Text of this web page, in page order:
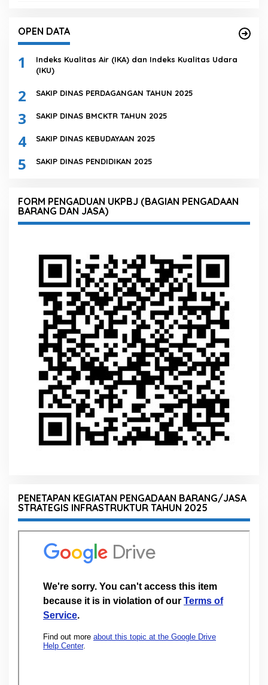
OPEN DATA
1
Indeks Kualitas Air (IKA) dan Indeks Kualitas Udara
(IKU)
2 SAKIP DINAS PERDAGANGAN TAHUN 2025
3 SAKIP DINAS BMCKTR TAHUN 2025
4 SAKIP DINAS KEBUDAYAAN 2025
5 SAKIP DINAS PENDIDIKAN 2025
FORM PENGADUAN UKPBJ (BAGIAN PENGADAAN
BARANG DAN JASA)
PENETAPAN KEGIATAN PENGADAAN BARANG/JASA
STRATEGIS INFRASTRUKTUR TAHUN 2025